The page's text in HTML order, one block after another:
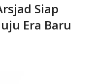
Siap
Era Baru